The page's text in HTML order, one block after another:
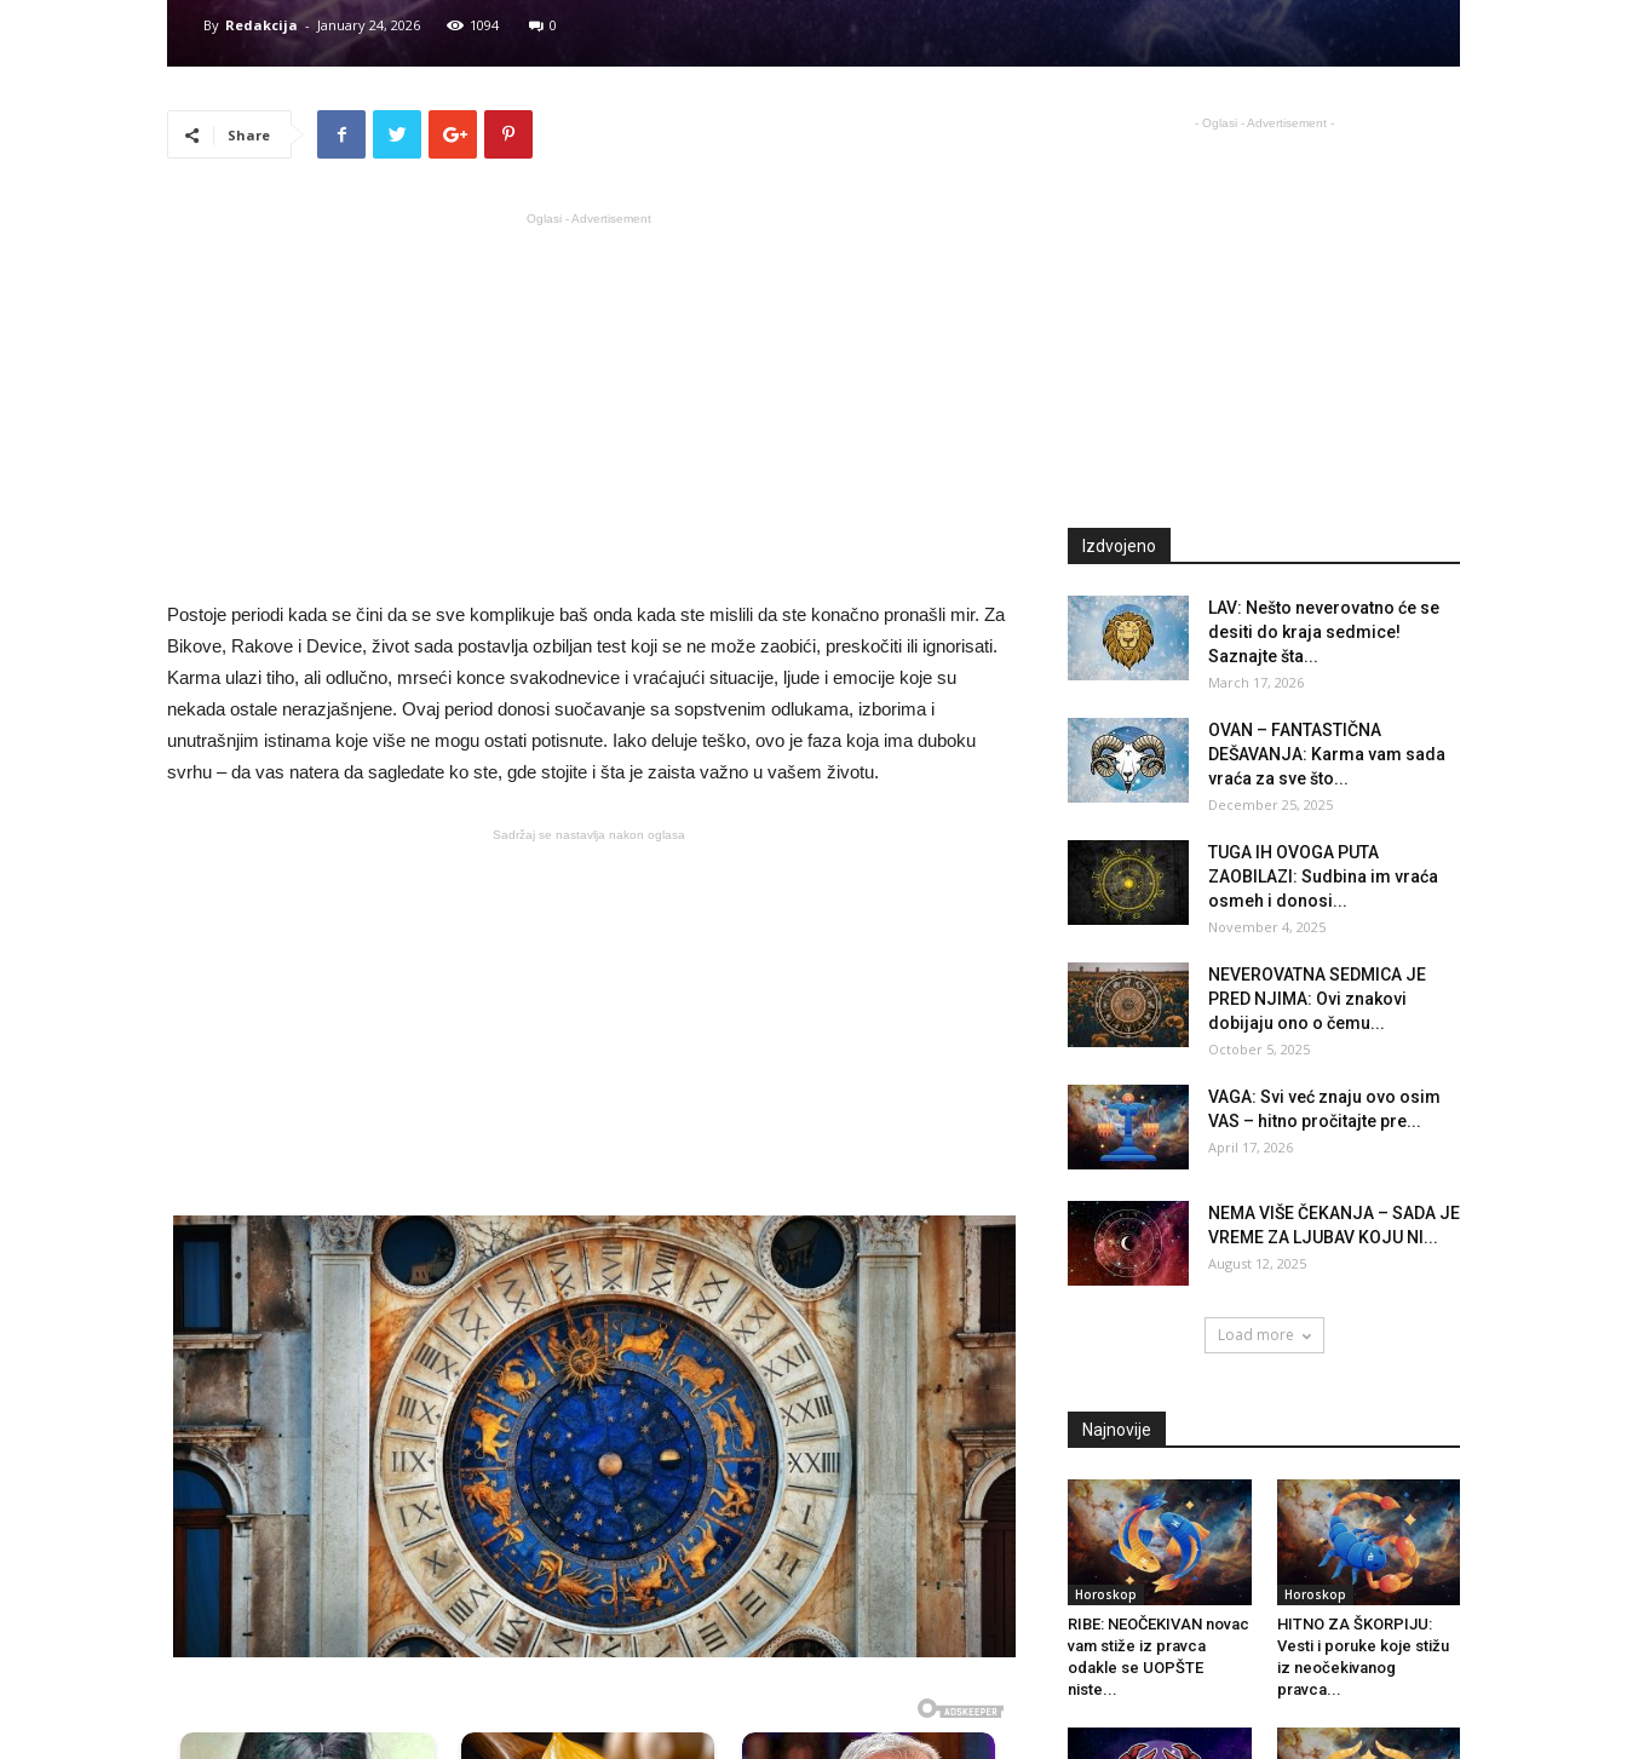
By Redakcija - January 24, 2026 1094 0
Share
Oglasi - Advertisement
Postoje periodi kada se čini da se sve komplikuje baš onda kada ste mislili da ste konačno pronašli mir. Za
Bikove, Rakove i Device, život sada postavlja ozbiljan test koji se ne može zaobići, preskočiti ili ignorisati.
Karma ulazi tiho, ali odlučno, mrseći konce svakodnevice i vraćajući situacije, ljude i emocije koje su
nekada ostale nerazjašnjene. Ovaj period donosi suočavanje sa sopstvenim odlukama, izborima i
unutrašnjim istinama koje više ne mogu ostati potisnute. Iako deluje teško, ovo je faza koja ima duboku
svrhu – da vas natera da sagledate ko ste, gde stojite i šta je zaista važno u vašem životu.
Sadržaj se nastavlja nakon oglasa
- Oglasi - Advertisement -
Izdvojeno
LAV: Nešto neverovatno će se
desiti do kraja sedmice!
Saznajte šta...
March 17, 2026
OVAN – FANTASTIČNA
DEŠAVANJA: Karma vam sada
vraća za sve što...
December 25, 2025
TUGA IH OVOGA PUTA
ZAOBILAZI: Sudbina im vraća
osmeh i donosi...
November 4, 2025
NEVEROVATNA SEDMICA JE
PRED NJIMA: Ovi znakovi
dobijaju ono o čemu...
October 5, 2025
VAGA: Svi već znaju ovo osim
VAS – hitno pročitajte pre...
April 17, 2026
NEMA VIŠE ČEKANJA – SADA JE
VREME ZA LJUBAV KOJU NI...
August 12, 2025
Load more
Najnovije
Horoskop
RIBE: NEOČEKIVAN novac
vam stiže iz pravca
odakle se UOPŠTE
niste...
Horoskop
HITNO ZA ŠKORPIJU:
Vesti i poruke koje stižu
iz neočekivanog
pravca...